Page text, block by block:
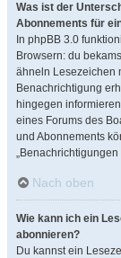
Was ist der
Abonnements für
In phpBB 3.0
Browsern: du
ähneln Lesezeichen
Benachrichtigung
hingegen
eines Forums des
und Abonnements
Nach oben
Wie kann ich ein
abonnieren?
Du kannst ein